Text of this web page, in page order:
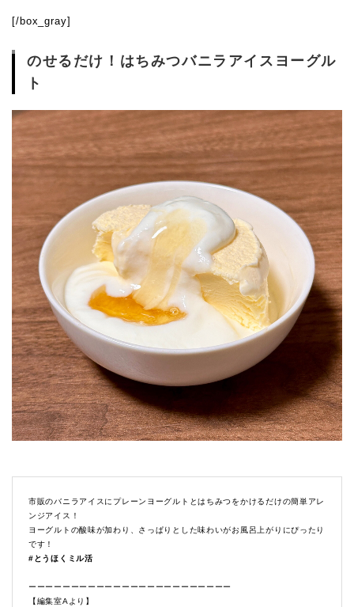
[/box_gray]
のせるだけ！はちみつバニラアイスヨーグル
ト
市販のバニラアイスにプレーンヨーグルトとはちみつをかけるだけの簡単アレ
ンジアイス！
ヨーグルトの酸味が加わり、さっぱりとした味わいがお風呂上がりにぴったり
です！
#とうほくミル活
ーーーーーーーーーーーーーーーーーーーーーーーー
【編集室Aより】